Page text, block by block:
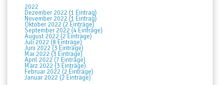
2022
Dezember 2022 (1 Eintrag)
November 2022 (1 Eintrag)
Oktober 2022 (2 Einträge)
September 2022 (4 Einträge)
August 2022 (2 Einträge)
Juli 2022 (8 Einträge)
Juni 2022 (3 Einträge)
Mai 2022 (3 Einträge)
April 2022 (7 Einträge)
März 2022 (3 Einträge)
Februar 2022 (2 Einträge)
Januar 2022 (2 Einträge)